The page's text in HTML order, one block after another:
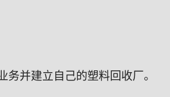
务并建立自己的塑料回收厂。